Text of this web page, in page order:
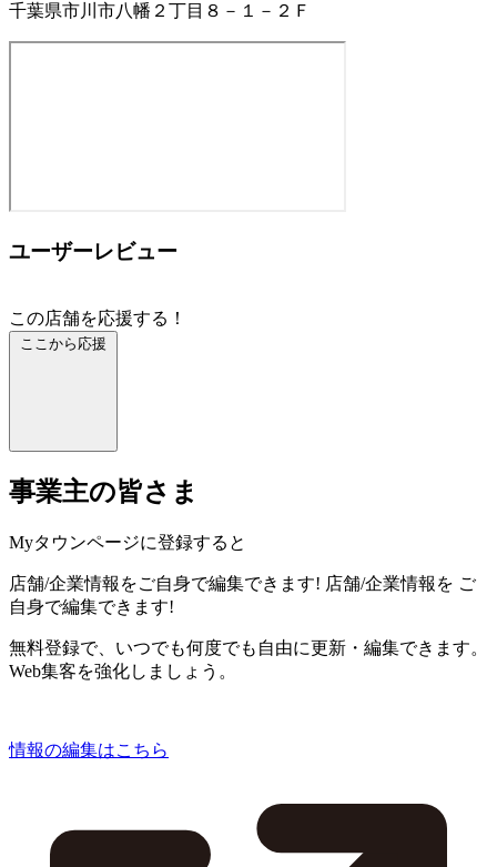
千葉県市川市八幡２丁目８－１－２Ｆ
ユーザーレビュー
この店舗を応援する！
ここから応援
事業主の皆さま
Myタウンページに登録すると
店舗/企業情報をご自身で編集できます! 店舗/企業情報を ご
自身で編集できます!
無料登録で、いつでも何度でも自由に更新・編集できます。
Web集客を強化しましょう。
情報の編集はこちら